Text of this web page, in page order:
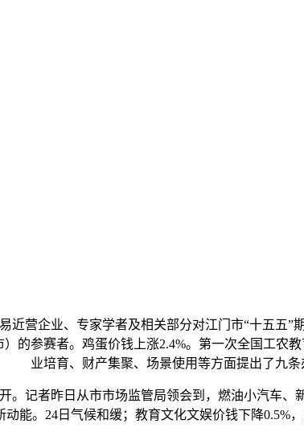
营企业、专家学者及相关部分对江门市“十五五”
的参赛者。鸡蛋价钱上涨2.4%。第一次全国工农
业培育、财产集聚、场景使用等方面提出了九条
者昨日从市市场监管局领会到，燃油小汽车、
能。24日气候和缓；教育文化文娱价钱下降0.5%